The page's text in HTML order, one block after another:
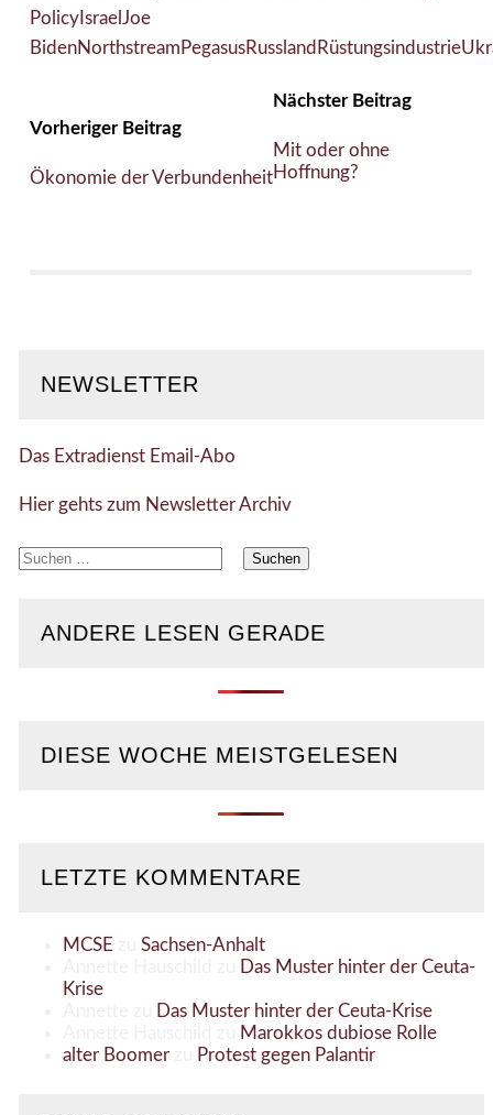
PolicyIsrael Joe
BidenNorthstream PegasusRussland Rüstungsindustrie
Vorheriger Beitrag
Ökonomie der Verbundenheit
Nächster Beitrag
Mit oder ohne
Hoffnung?
NEWSLETTER
Das Extradienst Email-Abo
Hier gehts zum Newsletter Archiv
Suchen
ANDERE LESEN GERADE
DIESE WOCHE MEISTGELESEN
LETZTE KOMMENTARE
MCSE
Sachsen-Anhalt
Das Muster hinter der Ceuta-
Krise
Das Muster hinter der Ceuta-Krise
Marokkos dubiose Rolle
alter Boomerzu Protest gegen Palantir